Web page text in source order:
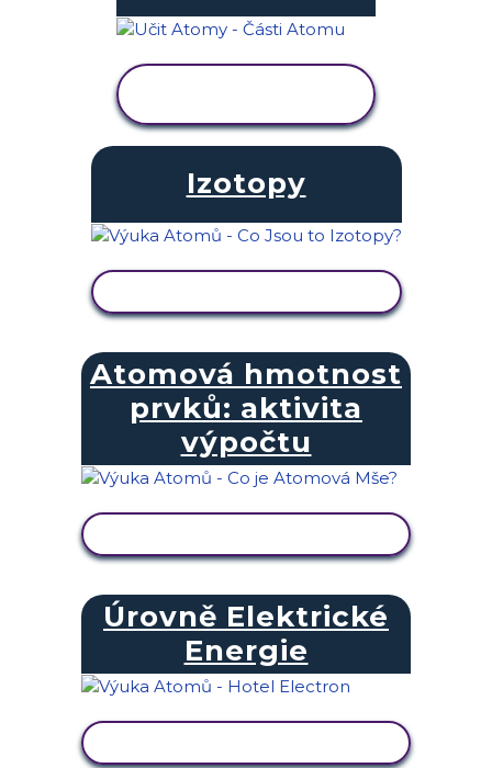
Izotopy
Atomová hmotnost
prvků: aktivita
výpočtu
Úrovně Elektrické
Energie